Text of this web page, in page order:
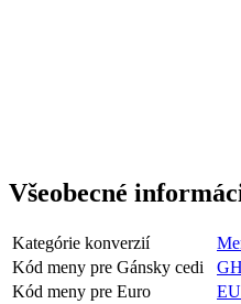
Všeobecné
Kategórie konverzií
Kód meny pre Gánsky cedi
Kód meny pre Euro